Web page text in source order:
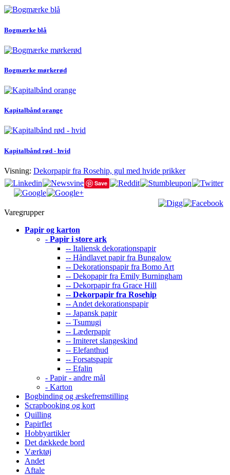
Bogmærke blå
Bogmærke mørkerød
Kapitalbånd orange
Kapitalbånd rød - hvid
Visning: Dekorpapir fra Rosehip, gul med hvide prikker
Save
Varegrupper
Papir og karton
- Papir i store ark
-- Italiensk dekorationspapir
-- Håndlavet papir fra Bungalow
-- Dekorationspapir fra Bomo Art
-- Dekopapir fra Emily Burningham
-- Dekorpapir fra Grace Hill
-- Dekorpapir fra Rosehip
-- Andet dekorationspapir
-- Japansk papir
-- Tsumugi
-- Læderpapir
-- Imiteret slangeskind
-- Elefanthud
-- Forsatspapir
-- Efalin
- Papir - andre mål
- Karton
Bogbinding og æskefremstilling
Scrapbooking og kort
Quilling
Papirflet
Hobbyartikler
Det dækkede bord
Værktøj
Andet
Aftale